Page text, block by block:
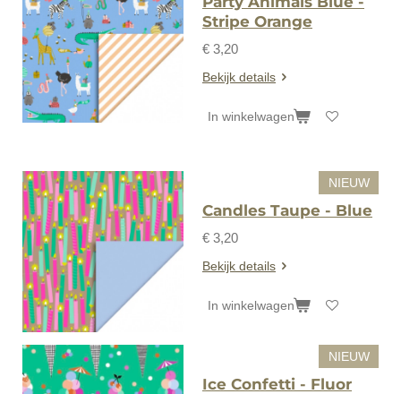
Stripe Orange
€ 3,20
Bekijk details
In winkelwagen
NIEUW
Candles Taupe - Blue
€ 3,20
Bekijk details
In winkelwagen
NIEUW
Ice Confetti - Fluor